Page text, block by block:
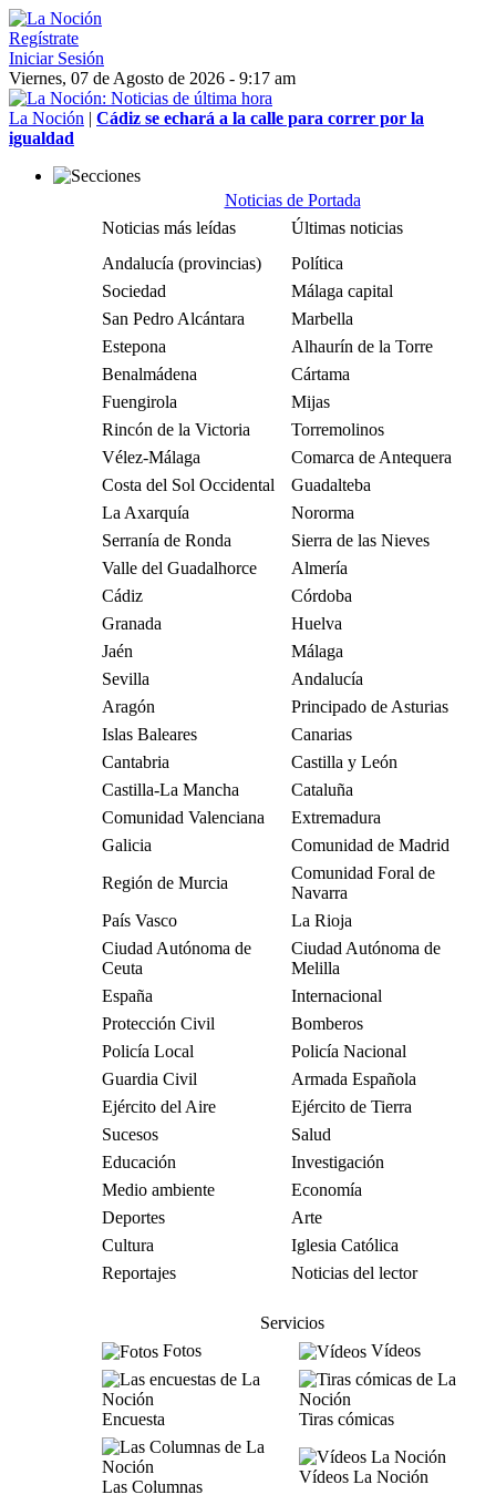
Regístrate
Iniciar Sesión
Viernes, 07 de Agosto de 2026 - 9:17 am
La Noción | Cádiz se echará a la calle para correr por la
igualdad
Noticias de Portada
Noticias más leídas
Últimas noticias
Andalucía (provincias)
Política
Sociedad
Málaga capital
San Pedro Alcántara
Marbella
Estepona
Alhaurín de la Torre
Benalmádena
Cártama
Fuengirola
Mijas
Rincón de la Victoria
Torremolinos
Vélez-Málaga
Comarca de Antequera
Costa del Sol Occidental
Guadalteba
La Axarquía
Nororma
Serranía de Ronda
Sierra de las Nieves
Valle del Guadalhorce
Almería
Cádiz
Córdoba
Granada
Huelva
Jaén
Málaga
Sevilla
Andalucía
Aragón
Principado de Asturias
Islas Baleares
Canarias
Cantabria
Castilla y León
Castilla-La Mancha
Cataluña
Comunidad Valenciana
Extremadura
Galicia
Comunidad de Madrid
Región de Murcia
Comunidad Foral de
Navarra
País Vasco
La Rioja
Ciudad Autónoma de
Ceuta
Ciudad Autónoma de
Melilla
España
Internacional
Protección Civil
Bomberos
Policía Local
Policía Nacional
Guardia Civil
Armada Española
Ejército del Aire
Ejército de Tierra
Sucesos
Salud
Educación
Investigación
Medio ambiente
Economía
Deportes
Arte
Cultura
Iglesia Católica
Reportajes
Noticias del lector
Servicios
Fotos
Vídeos
Encuesta Tiras cómicas
Las Columnas
Vídeos La Noción